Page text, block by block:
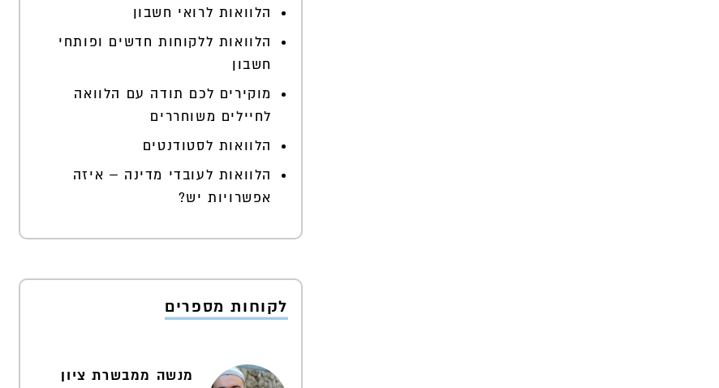
הלוואות לרואי חשבון
הלוואות ללקוחות חדשים ופותחי
חשבון
מוקירים לכם תודה עם הלוואה
לחיילים משוחררים
הלוואות לסטודנטים
הלוואות לעובדי מדינה – איזה
אפשרויות יש?
לקוחות מספרים
מנשה ממבשרת ציון